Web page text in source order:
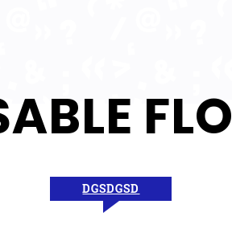
FLO
DGSDGSD